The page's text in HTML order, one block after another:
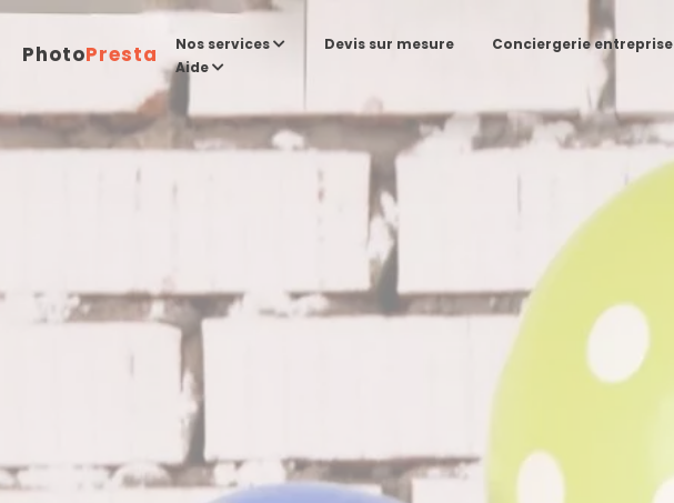
PhotoPresta Nos services Devis sur mesure Conciergerie entreprise
Aide